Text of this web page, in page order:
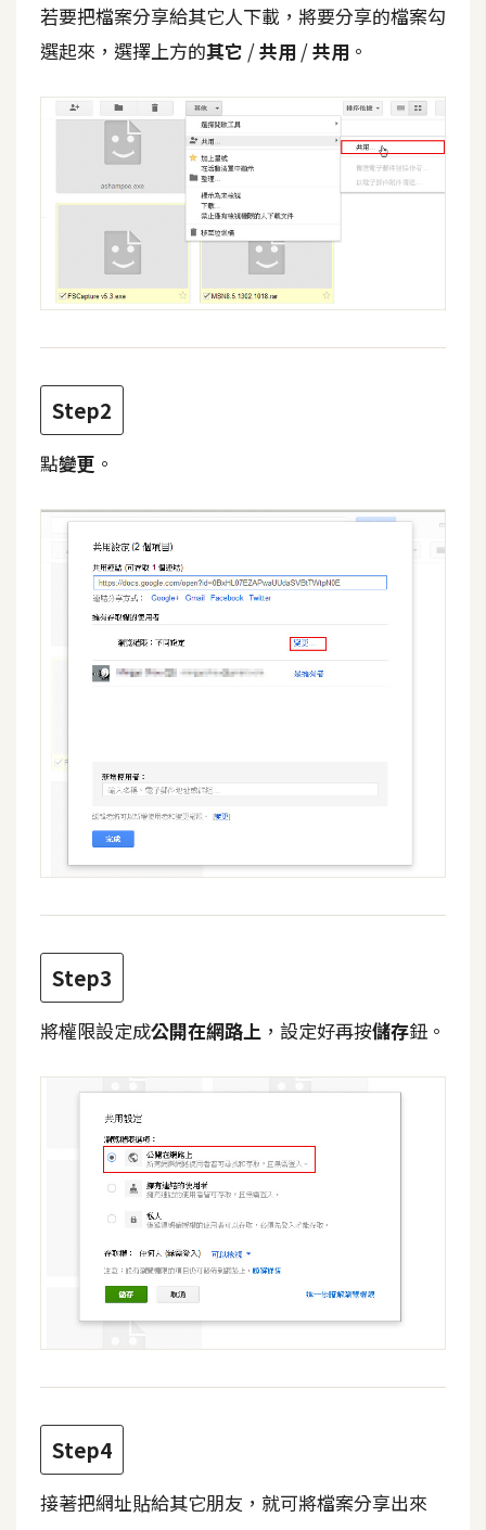
合
提
若要把檔案分享給其它人下載，將要分享的檔案勾
選起來，選擇上方的其它 /共用 /共用 。
Step2
點變更 。
Step3
將權限設定成公開在網路上 ，設定好再按儲存鈕。
Step4
接著把網址貼給其它朋友，就可將檔案分享出來